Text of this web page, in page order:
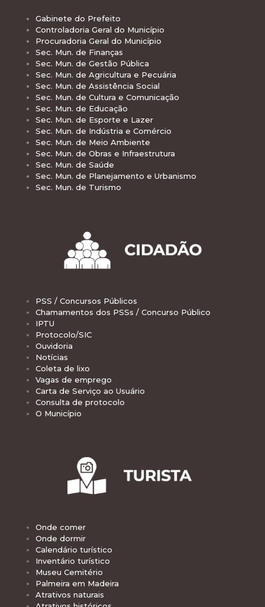
Gabinete do Prefeito
Controladoria Geral do Município
Procuradoria Geral do Município
Sec. Mun. de Finanças
Sec. Mun. de Gestão Pública
Sec. Mun. de Agricultura e Pecuária
Sec. Mun. de Assistência Social
Sec. Mun. de Cultura e Comunicação
Sec. Mun. de Educação
Sec. Mun. de Esporte e Lazer
Sec. Mun. de Indústria e Comércio
Sec. Mun. de Meio Ambiente
Sec. Mun. de Obras e Infraestrutura
Sec. Mun. de Saúde
Sec. Mun. de Planejamento e Urbanismo
Sec. Mun. de Turismo
PSS / Concursos Públicos
Chamamentos dos PSSs / Concurso Público
IPTU
Protocolo/SIC
Ouvidoria
Notícias
Coleta de lixo
Vagas de emprego
Carta de Serviço ao Usuário
Consulta de protocolo
O Município
Onde comer
Onde dormir
Calendário turístico
Inventário turístico
Museu Cemitério
Palmeira em Madeira
Atrativos naturais